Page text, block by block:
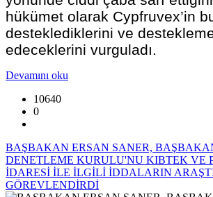
hükümet olarak Cypfruvex’in
desteklediklerini ve
edeceklerini vurguladı.
Devamını oku
10640
0
BAŞBAKAN ERSAN SANER,
DENETLEME KURULU'NU KIBTEK VE
İDARESİ İLE İLGİLİ İDDALARIN
GÖREVLENDİRDİ